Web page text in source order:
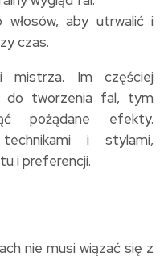
włosów, aby utrwalić i
czas.
mistrza. Im częściej
do tworzenia fal, tym
pożądane efekty.
i stylami,
i preferencji.
nie musi wiązać się z